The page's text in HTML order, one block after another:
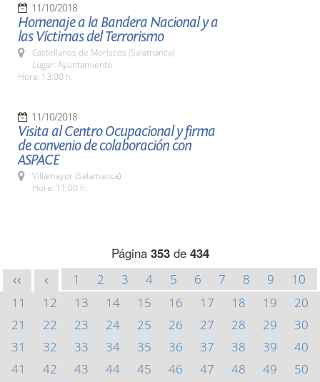
11/10/2018
Homenaje a la Bandera Nacional y a
las Víctimas del Terrorismo
Castellanos de Moriscos (Salamanca)
Lugar: Ayuntamiento
Hora: 13:00 h.
11/10/2018
Visita al Centro Ocupacional y firma
de convenio de colaboración con
ASPACE
Villamayor (Salamanca)
Hora: 11:00 h.
Página 353de 434
<< < 1 2 3 4 5 6 7 8 9
10
11
12 13 14 15 16 17 18 19
20
21
22 23 24 25 26 27 28 29
30
31
32 33 34 35 36 37 38 39
40
41
42 43 44 45 46 47 48 49
50